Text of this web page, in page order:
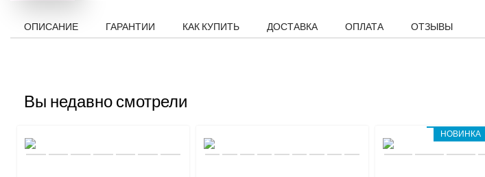
ОПИСАНИЕ ГАРАНТИИ КАК КУПИТЬ ДОСТАВКА ОПЛАТА ОТЗЫВЫ
Вы недавно смотрели
НОВИНКА